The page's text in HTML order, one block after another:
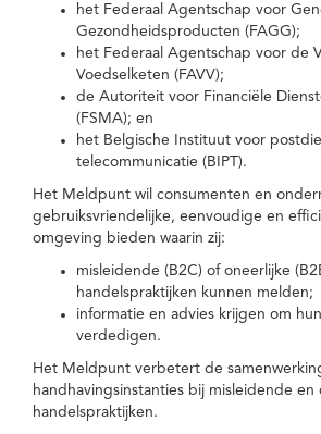
het Federaal Agentschap voor
Gezondheidsproducten (FAGG);
het Federaal Agentschap voor de
Voedselketen (FAVV);
de Autoriteit voor Financiële
(FSMA); en
het Belgische Instituut voor
telecommunicatie (BIPT).
Het Meldpunt wil consumenten en
gebruiksvriendelijke, eenvoudige en
omgeving bieden waarin zij:
misleidende (B2C) of oneerlijke
handelspraktijken kunnen melden;
informatie en advies krijgen om
verdedigen.
Het Meldpunt verbetert de
handhavingsinstanties bij misleidende en
handelspraktijken.